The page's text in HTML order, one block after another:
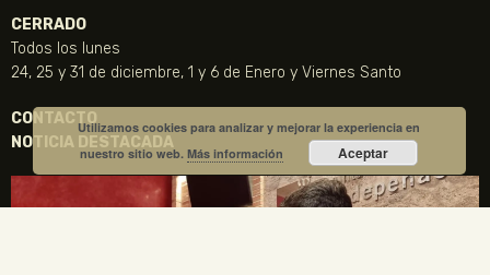
CERRADO
Todos los lunes
24, 25 y 31 de diciembre, 1 y 6 de Enero y Viernes Santo
CONTACTO
NOTICIA DESTACADA
Utilizamos cookies para analizar y mejorar la experiencia en
nuestro sitio web.Más información Aceptar